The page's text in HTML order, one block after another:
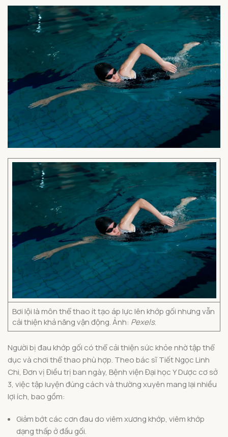
Bơi lội là môn thể thao ít tạo áp lực lên khớp gối nhưng vẫn
cải thiện khả năng vận động. Ảnh: Pexels.
Người bị đau khớp gối có thể cải thiện sức khỏe nhờ tập thể
dục và chơi thể thao phù hợp. Theo bác sĩ Tiết Ngọc Linh
Chi, Đơn vị Điều trị ban ngày, Bệnh viện Đại học Y Dược cơ sở
3, việc tập luyện đúng cách và thường xuyên mang lại nhiều
lợi ích, bao gồm:
Giảm bớt các cơn đau do viêm xương khớp, viêm khớp
dạng thấp ở đầu gối.